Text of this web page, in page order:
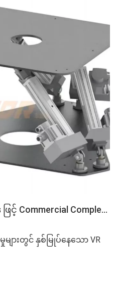
6DOF Motion Platforms ဖြင့် Commercial Complexes များတွင် VR Entertainment ကို အသွင်ပြောင်းခြင်း။
မှုများတွင် နှစ်မြုပ်နေသော VR